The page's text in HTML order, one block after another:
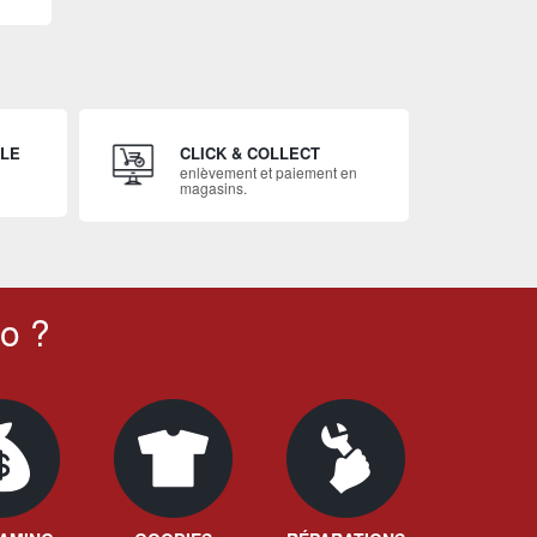
CLICK & COLLECT
enlèvement et paiement en
magasins.
?